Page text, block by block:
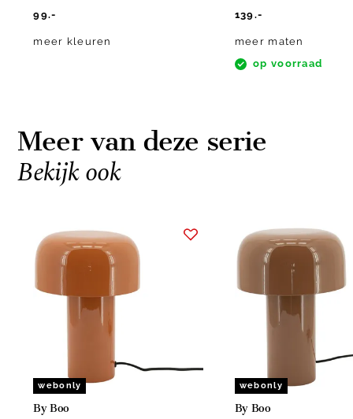
99.-
meer kleuren
139.-
meer maten
op voorraad
Meer van deze serie
Bekijk ook
webonly
By Boo
webonly
By Boo